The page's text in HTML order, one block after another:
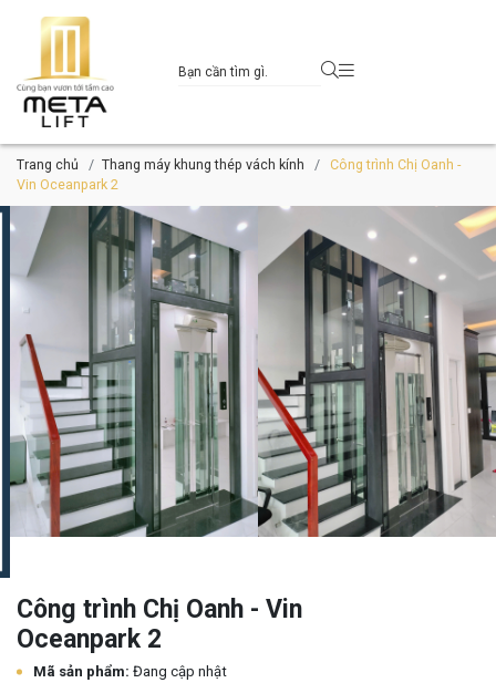
Trang chủ Thang máy khung thép vách kính
Công trình Chị Oanh -
Vin Oceanpark 2
Công trình Chị Oanh - Vin
Oceanpark 2
Mã sản phẩm: Đang cập nhật